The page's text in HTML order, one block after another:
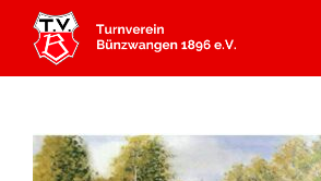
Inhalt
springen
Angebot